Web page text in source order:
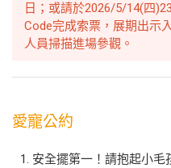
日；或請於2026/5/14(四
Code完成索票，展期出示
人員掃描進場參觀。
愛寵公約
安全擺第一！請抱起小毛